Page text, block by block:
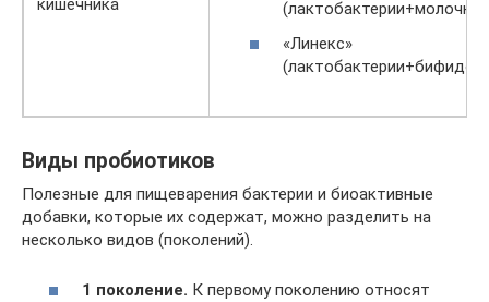
«Линекс»
Виды пробиотиков
Полезные для пищеварения бактерии и биоактивные
добавки, которые их содержат, можно разделить на
несколько видов (поколений).
1 поколение. К первому поколению относят